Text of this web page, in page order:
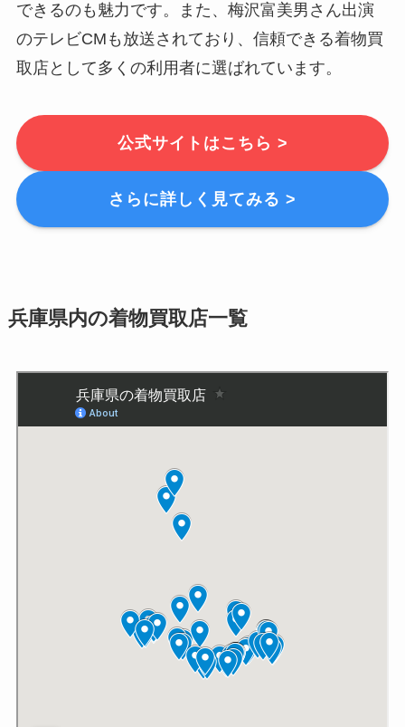
できるのも魅力です。また、梅沢富美男さん出演
のテレビCMも放送されており、信頼できる着物買
取店として多くの利用者に選ばれています。
公式サイトはこちら >
さらに詳しく見てみる >
兵庫県内の着物買取店一覧